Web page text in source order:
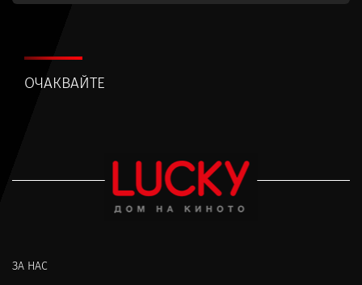
ОЧАКВАЙТЕ
ЗА НАС